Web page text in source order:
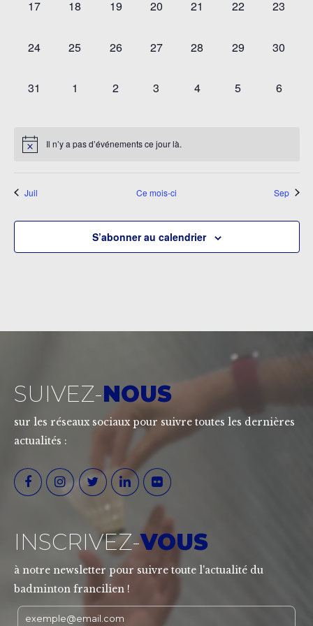
0
17
0
18
0
19
0
20
0
21
0
22
0
23
0
24
0
25
0
26
0
27
0
28
0
29
0
30
0
31
0
1
0
2
0
3
0
4
0
5
0
6
Il n’y a pas d’événements ce jour là.
Juil Ce mois-ci Sep
S’abonner au calendrier
SUIVEZ-NOUS
sur les réseaux sociaux pour suivre toutes les dernières
actualités :
INSCRIVEZ-VOUS
à notre newsletter pour suivre toute l'actualité du
badminton francilien !